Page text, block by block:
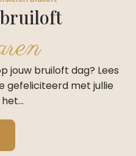
jouw bruiloft dag? Lees
gefeliciteerd met jullie